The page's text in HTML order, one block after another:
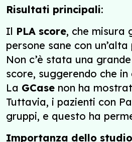
Risultati principali:
Il PLA score, che misura
persone sane con
Non c’è stata una
score, suggerendo che
La GCase non ha
Tuttavia, i pazienti con
gruppi, e questo ha
Importanza dello studio